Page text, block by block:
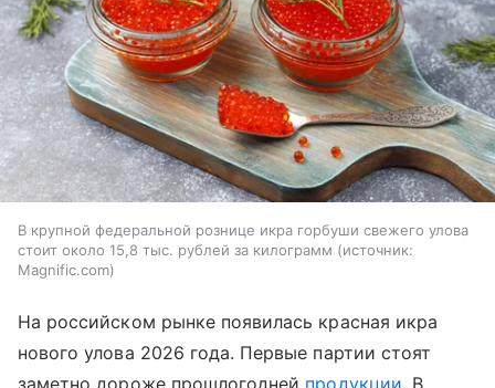
В крупной федеральной рознице икра горбуши свежего улова
стоит около 15,8 тыс. рублей за килограмм
источник:
Magnific.com
На российском рынке появилась красная икра
нового улова 2026 года. Первые партии стоят